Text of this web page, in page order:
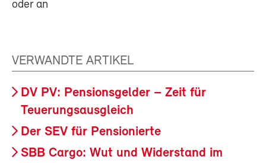
oder an
VERWANDTE ARTIKEL
DV PV: Pensionsgelder – Zeit für
Teuerungsausgleich
Der SEV für Pensionierte
SBB Cargo: Wut und Widerstand im